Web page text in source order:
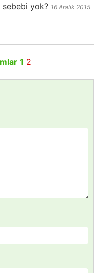
sebebi yok? 16 Aralık 2015
1 2